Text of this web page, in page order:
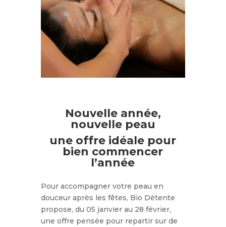
Nouvelle année,
nouvelle peau
une offre idéale pour
bien commencer
l’année
Pour accompagner votre peau en
douceur après les fêtes, Bio Détente
propose, du 05 janvier au 28 février,
une offre pensée pour repartir sur de